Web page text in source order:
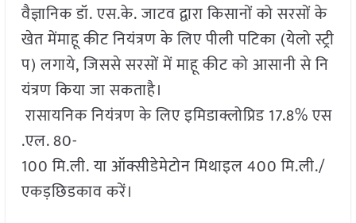
वैज्ञानिक डॉ. एस.के. जाटव द्वारा किसानों को सरसों के
खेत मेंमाहू कीट नियंत्रण के लिए पीली पटिका (येलो स्ट्री
प) लगाये, जिससे सरसों में माहू कीट को आसानी से नि
यंत्रण किया जा सकताहै।
रासायनिक नियंत्रण के लिए इमिडाक्लोप्रिड 17.8% एस
.एल. 80-
100 मि.ली. या ऑक्सीडेमेटोन मिथाइल 400 मि.ली./
एकड़छिडकाव करें।